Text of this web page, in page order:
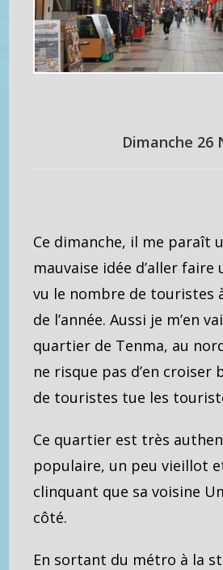
Dimanche 26
Ce dimanche, il me paraît
mauvaise idée d’aller
vu le nombre de touristes
de l’année. Aussi je m’en
quartier de Tenma, au
ne risque pas d’en croiser
de touristes tue les
Ce quartier est très
populaire, un peu vieillot
clinquant que sa voisine
côté.
En sortant du métro à la